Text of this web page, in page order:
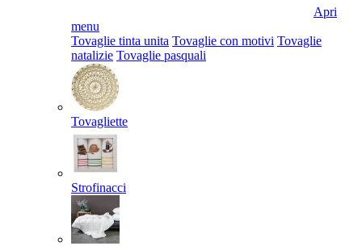
Apri
menu
Tovaglie tinta unita Tovaglie con motivi Tovaglie
natalizie Tovaglie pasquali
Tovagliette
Strofinacci